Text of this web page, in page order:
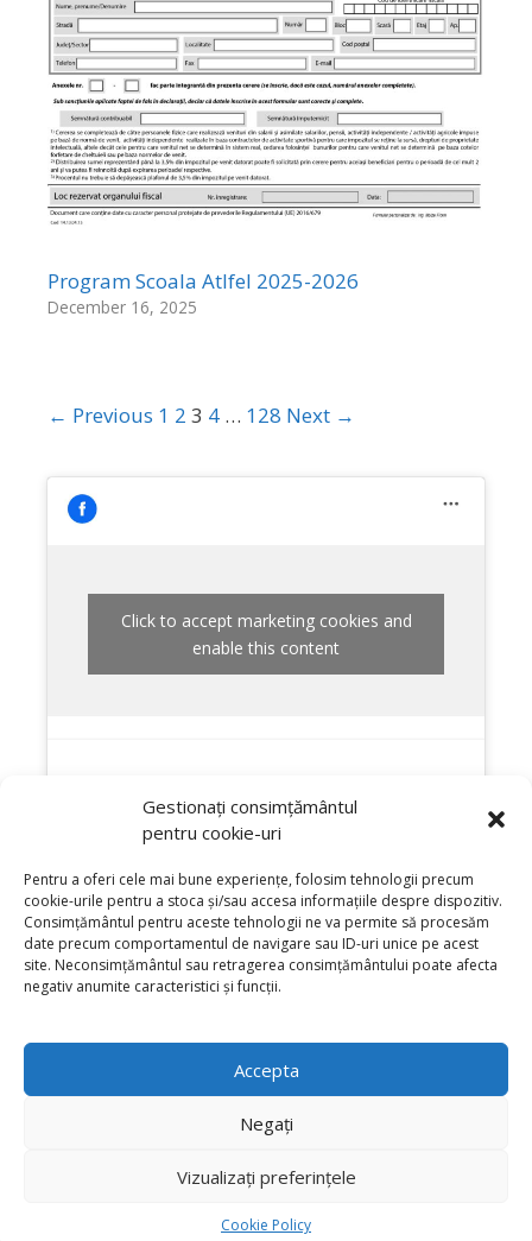
Gestionați consimțământul
pentru cookie-uri
Pentru a oferi cele mai bune experiențe, folosim tehnologii precum
cookie-urile pentru a stoca și/sau accesa informațiile despre dispozitiv.
Consimțământul pentru aceste tehnologii ne va permite să procesăm
date precum comportamentul de navigare sau ID-uri unice pe acest
site. Neconsimțământul sau retragerea consimțământului poate afecta
negativ anumite caracteristici și funcții.
Accepta
Negați
Vizualizați preferințele
Cookie Policy
Program Scoala Atlfel 2025-2026
December 16, 2025
← Previous 1 2 3 4 … 128 Next →
Click to accept marketing cookies and
enable this content
© 2022 Colegiul National Catolic "Sf. Iosif" Bacau
website by Enea Petru